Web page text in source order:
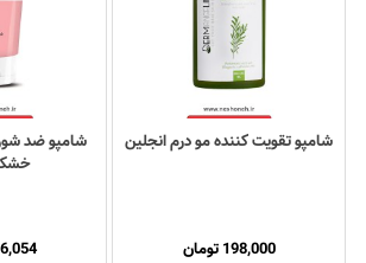
شامپو تقویت کننده مو درم انجلین
198,000 تومان
شامپو ضد
116,054